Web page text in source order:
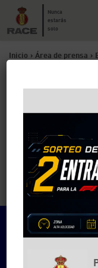
Nunca
estarás
solo
Inicio > Área de prensa >
para concienciar sobre
El RACE
campaña
los